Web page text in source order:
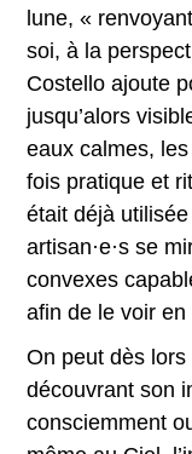
lune, «
soi, à la
Costello ajoute
jusqu’alors
eaux calmes,
fois pratique et
était déjà
artisan·e·s se
convexes
afin de le voir en
On peut dès
découvrant son
consciemment